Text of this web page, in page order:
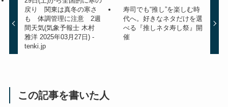
戻り 関東は真冬の寒さ
も 体調管理に注意 2週
間天気(気象予報士 木村
雅洋 2025年03月27日) -
tenki.jp
寿司でも“推し”を楽しむ時
代へ。好きなネタだけを選
べる『推しネタ寿し祭』開
催
この記事を書いた人